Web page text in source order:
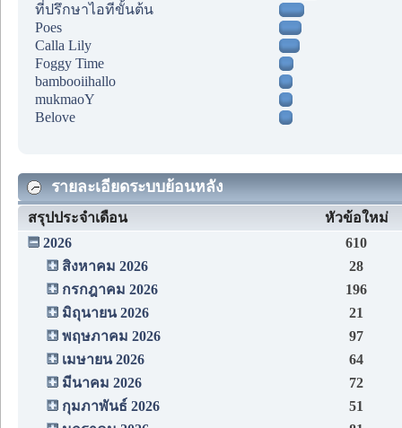
ที่ปรึกษาไอทีขั้นต้น
Poes
Calla Lily
Foggy Time
bambooiihallo
mukmaoY
Belove
รายละเอียดระบบย้อนหลัง
สรุปประจำเดือน
หัวข้อใหม่
2026
610
สิงหาคม 2026
28
กรกฎาคม 2026
196
มิถุนายน 2026
21
พฤษภาคม 2026
97
เมษายน 2026
64
มีนาคม 2026
72
กุมภาพันธ์ 2026
51